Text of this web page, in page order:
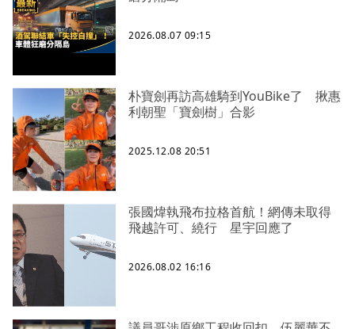
2026.08.07 09:15
朴寶劍再訪高雄騎到YouBike了 揪惠
利朝聖「寶劍樹」合影
2025.12.08 20:51
張國煒執飛布拉格首航！網傳未取得
飛越許可、繞行 星宇回應了
2026.08.02 16:16